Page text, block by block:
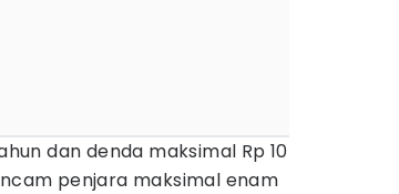
dan denda maksimal Rp 10
penjara maksimal enam